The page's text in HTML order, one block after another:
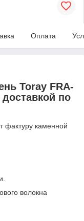
Оплата
Toray FRA-
по
фактуру каменной
волокна